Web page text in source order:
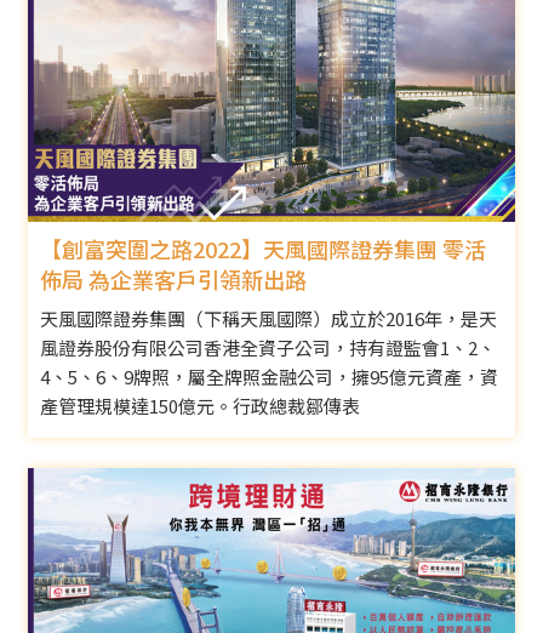
【創富突圍之路2022】天風國際證券集團 零活
佈局 為企業客戶引領新出路
天風國際證券集團（下稱天風國際）成立於2016年，是天
風證券股份有限公司香港全資子公司，持有證監會1、2、
4、5、6、9牌照，屬全牌照金融公司，擁95億元資產，資
產管理規模達150億元。行政總裁鄒傳表